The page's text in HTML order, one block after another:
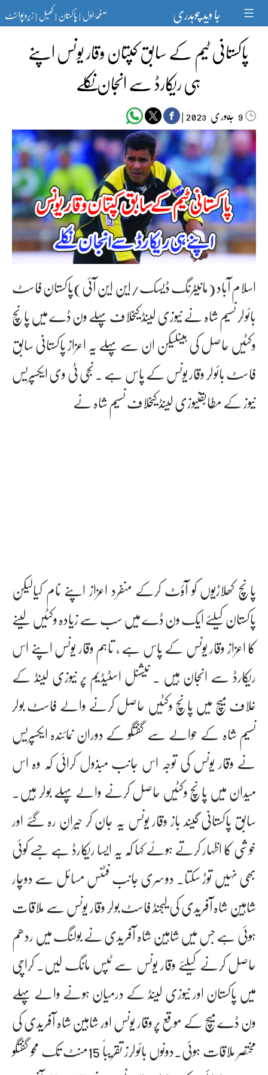
content جا وید چوہدری صفحۂ اول|پاکستان|کھیل|زیرو پوائنٹ
پاکستانی ٹیم کے سابق کپتان وقار یونس اپنے
ہی ریکارڈ سے انجان نکلے
9جنوری‬‮ |
اسلام آباد (مانیٹرنگ ڈیسک/این این آئی)پاکستان فاسٹ
بائولر نسیم شاہ نے نیوزی لینڈ کیخلاف پہلے ون ڈے میں پانچ
وکٹیں حاصل کی ہیںلیکن ان سے پہلے یہ اعزاز پاکستانی سابق
فاسٹ بائولر وقار یونس کے پاس ہے ۔ نجی ٹی وی ایکسپریس
نیوز کے مطابقنیوزی لینڈ کیخلاف نسیم شاہ نے
پانچ کھلاڑیوں کو آؤٹ کرکے منفرد اعزاز اپنے نام کیالیکن
پاکستان کیلئے ایک ون ڈے میں سب سے زیادہ وکٹیں لینے
کا اعزاز وقار یونس کے پاس ہے ، تاہم وقار یونس اپنے اس
ریکارڈ سے انجان ہیں ۔ نیشنل اسٹیڈیم پر نیوزی لینڈ کے
خلاف میچ میں پانچ وکٹیں حاصل کرنے والے فاسٹ بولر
نسیم شاہ کے حوالے سے گفتگو کے دوران نمائندہ ایکسپریس
نے وقار یونس کی توجہ اس جانب مبذول کرائی کہ وہ اس
میدان میں پانچ وکٹیں حاصل کرنے والے پہلے بولر ہیں۔
سابق پاکستانی گیند باز وقار یونس یہ جان کر حیران رہ گئے اور
خوشی کا اظہار کرتے ہوئے کہا کہ یہ ایسا ریکارڈ ہے جسے کوئی
بھی نہیں توڑ سکتا۔ دوسری جانب فٹنس مسائل سے دوچار
شاہین شاہ آفریدی کی لیجنڈ فاسٹ بولر وقار یونس سے ملاقات
ہوئی ہے جس میں شاہین شاہ آفریدی نے بولنگ میں ردھم
حاصل کرنے کیلئے وقار یونس سے ٹِپس مانگ لیں۔ کراچی
میں پاکستان اور نیوزی لینڈ کے درمیان ہونے والے پہلے
ون ڈے میچ کے موقع پر وقار یونس اور شاہین شاہ آفریدی کی
مختصر ملاقات ہوئی۔دونوں بائولرز تقریباً 15منٹ تک محو گفتگو